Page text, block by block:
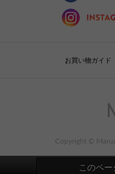
お買い物ガイド
Copyright ©
このペー